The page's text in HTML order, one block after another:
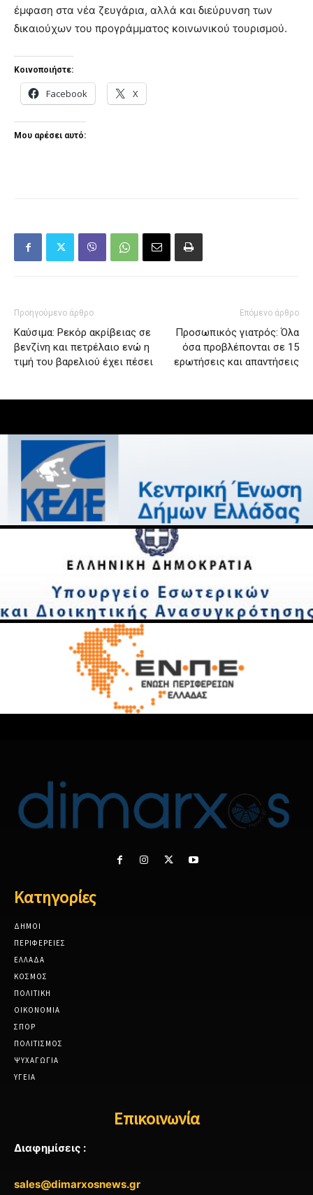
έμφαση στα νέα ζευγάρια, αλλά και διεύρυνση των
δικαιούχων του προγράμματος κοινωνικού τουρισμού.
Κοινοποιήστε:
Facebook X
Μου αρέσει αυτό:
Προηγούμενο άρθρο
Καύσιμα: Ρεκόρ ακρίβειας σε
βενζίνη και πετρέλαιο ενώ η
τιμή του βαρελιού έχει πέσει
Επόμενο άρθρο
Προσωπικός γιατρός: Όλα
όσα προβλέπονται σε 15
ερωτήσεις και απαντήσεις
Κατηγορίες
ΔΗΜΟΙ
ΠΕΡΙΦΕΡΕΙΕΣ
ΕΛΛΑΔΑ
ΚΟΣΜΟΣ
ΠΟΛΙΤΙΚΗ
ΟΙΚΟΝΟΜΙΑ
ΣΠΟΡ
ΠΟΛΙΤΙΣΜΟΣ
ΨΥΧΑΓΩΓΙΑ
ΥΓΕΙΑ
Επικοινωνία
Διαφημίσεις :
sales@dimarxosnews.gr